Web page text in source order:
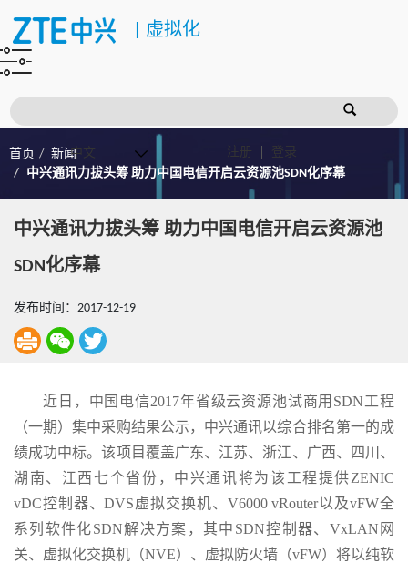
虚拟化
注册 登录
首页
新闻
中兴通讯力拔头筹 助力中国电信开启云资源池SDN化序幕
中兴通讯力拔头筹 助力中国电信开启云资源池
SDN化序幕
发布时间：2017-12-19
近日，中国电信2017年省级云资源池试商用SDN工程
（一期）集中采购结果公示，中兴通讯以综合排名第一的成
绩成功中标。该项目覆盖广东、江苏、浙江、广西、四川、
湖南、江西七个省份，中兴通讯将为该工程提供ZENIC
vDC控制器、DVS虚拟交换机、V6000 vRouter以及vFW全
系列软件化SDN解决方案，其中SDN控制器、VxLAN网
关、虚拟化交换机（NVE）、虚拟防火墙（vFW）将以纯软